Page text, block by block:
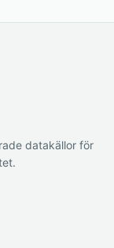
datakällor för